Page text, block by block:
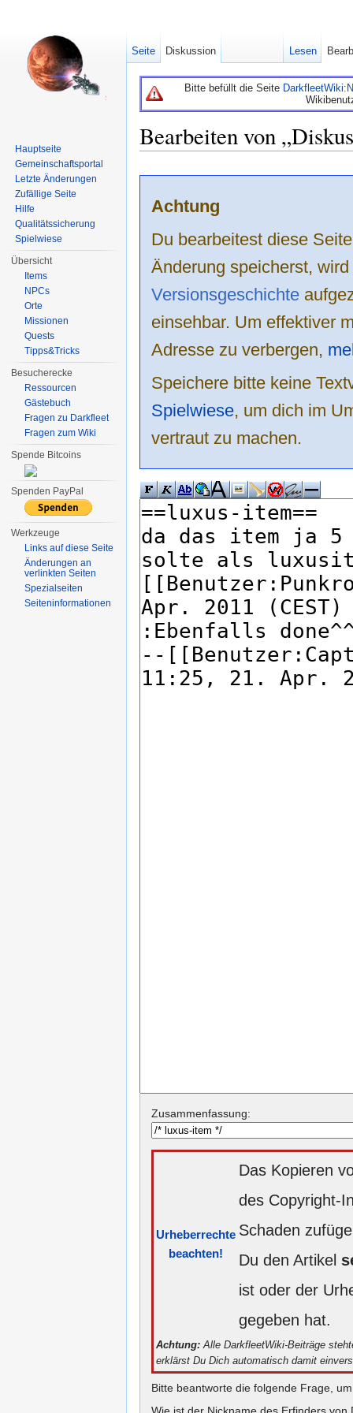
Bitte befüllt die Seite
Bearbeiten von
Achtung
Du bearbeitest diese
Änderung speicherst,
Versionsgeschichte
einsehbar. Um effektiver
Adresse zu verbergen,
Speichere bitte keine
Spielwiese, um dich im
vertraut zu machen.
Zusammenfassung:
Urheberrechte
beachten!
Das Kopieren
des Copyright-
Schaden
Du den Artikel
ist oder der
gegeben hat.
Achtung: Alle DarkfleetWiki-Beiträge
erklärst Du Dich automatisch damit
Bitte beantworte die folgende Frage,
Seite Diskussion Lesen
Hauptseite
Gemeinschaftsportal
Letzte Änderungen
Zufällige Seite
Hilfe
Qualitätssicherung
Spielwiese
Übersicht
Items
NPCs
Orte
Missionen
Quests
Tipps&Tricks
Besucherecke
Ressourcen
Gästebuch
Fragen zu Darkfleet
Fragen zum Wiki
Spende Bitcoins
Spenden PayPal
Werkzeuge
Links auf diese Seite
Änderungen an
verlinkten Seiten
Spezialseiten
Seiten­informationen